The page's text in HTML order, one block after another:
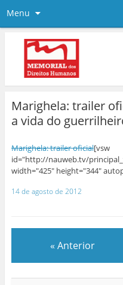
Menu
Marighela: trailer
a vida do
Marighela: trailer oficial[vsw
id="http://nauweb.tv/
width="425" height="344"
14 de agosto de 2012
« Anterior